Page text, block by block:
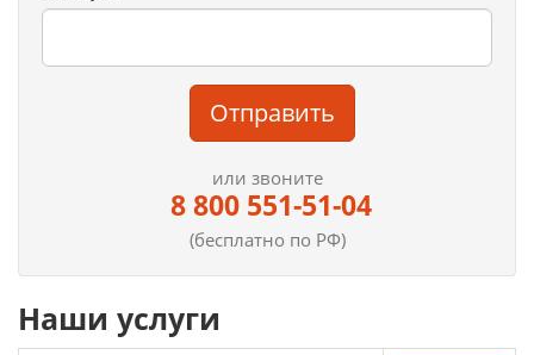
Отправить
или звоните
8 800 551-51-04
(бесплатно по РФ)
Наши услуги